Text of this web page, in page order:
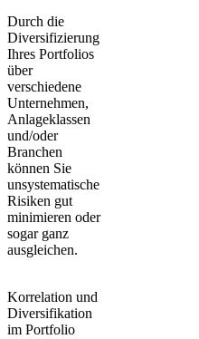
Durch die
Diversifizierung
Ihres Portfolios
über
verschiedene
Unternehmen,
Anlageklassen
und/oder
Branchen
können Sie
unsystematische
Risiken gut
minimieren oder
sogar ganz
ausgleichen.
Korrelation und
Diversifikation
im Portfolio